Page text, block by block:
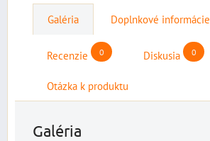
Galéria Doplnkové informácie
Recenzie 0 Diskusia 0
Otázka k produktu
Galéria